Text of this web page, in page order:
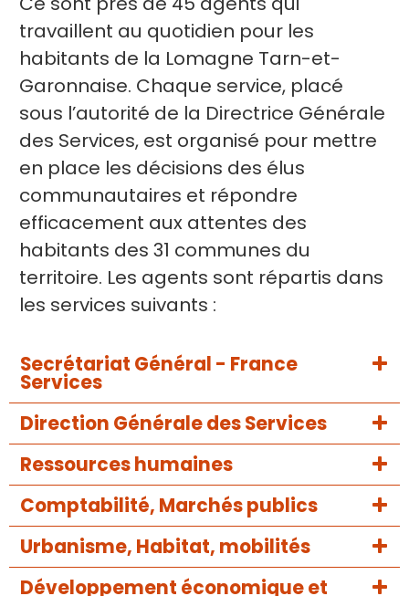
travaillent au quotidien pour les
habitants de la Lomagne Tarn-et-
Garonnaise. Chaque service, placé
sous l’autorité de la Directrice Générale
des Services, est organisé pour mettre
en place les décisions des élus
communautaires et répondre
efficacement aux attentes des
habitants des 31 communes du
territoire. Les agents sont répartis dans
les services suivants :
Secrétariat Général - France
Services
Direction Générale des Services
Ressources humaines
Comptabilité, Marchés publics
Urbanisme, Habitat, mobilités
Développement économique et